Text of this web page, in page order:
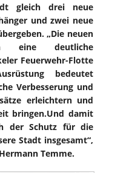
gleich drei neue
und zwei neue
„Die neuen
eine deutliche
Feuerwehr-Flotte
bedeutet
Verbesserung und
erleichtern und
bringen.Und damit
der Schutz für die
Stadt insgesamt“,
Temme.